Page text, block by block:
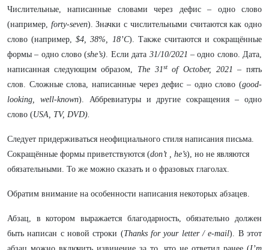
Числительные, написанные словами через дефис – одно слово
(например, forty-seven). Значки с числительными считаются как одно
слово (например,$4, 38%, 18’C). Также считаются и сокращённые
формы – одно слово (she’s). Если дата 31/10/2021 – одно слово. Дата,
написанная следующим образом, The 31stof October, 2021 – пять
слов. Сложные слова, написанные через дефис – одно слово (good-
looking, well-known). Аббревиатуры и другие сокращения – одно
слово (USA, TV, DVD).
Следует придерживаться неофициального стиля написания письма.
Сокращённые формы приветствуются (don’t , he’s), но не являются
обязательными. То же можно сказать и о фразовых глаголах.
Обратим внимание на особенности написания некоторых абзацев.
Абзац, в котором выражается благодарность, обязательно должен
быть написан с новой строки (Thanks for your letter / e-mail). В этот